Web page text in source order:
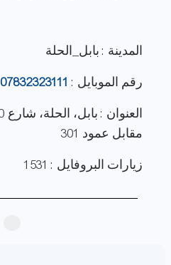
المدينة : بابل_الحلة
رقم الموبايل : 07832323111
مقابل عمود 301
زيارات البروفايل : 1531